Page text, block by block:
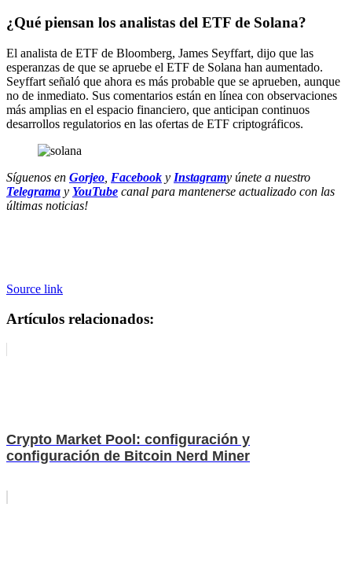
¿Qué piensan los analistas del ETF de Solana?
El analista de ETF de Bloomberg, James Seyffart, dijo que las
esperanzas de que se apruebe el ETF de Solana han aumentado.
Seyffart señaló que ahora es más probable que se aprueben, aunque
no de inmediato. Sus comentarios están en línea con observaciones
más amplias en el espacio financiero, que anticipan continuos
desarrollos regulatorios en las ofertas de ETF criptográficos.
Síguenos en Gorjeo Facebook y Instagramy únete a nuestro
Telegrama y YouTube canal para mantenerse actualizado con las
últimas noticias!
Source link
Artículos relacionados:
Crypto Market Pool: configuración y
configuración de Bitcoin Nerd Miner